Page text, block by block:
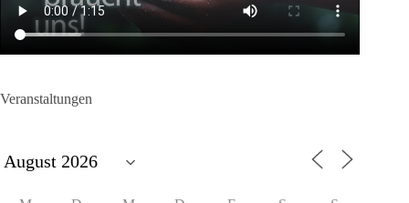
Veranstaltungen